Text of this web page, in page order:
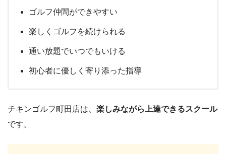
ゴルフ仲間ができやすい
楽しくゴルフを続けられる
通い放題でいつでもいける
初心者に優しく寄り添った指導
チキンゴルフ町田店は、 楽しみながら上達できるスクール
です。